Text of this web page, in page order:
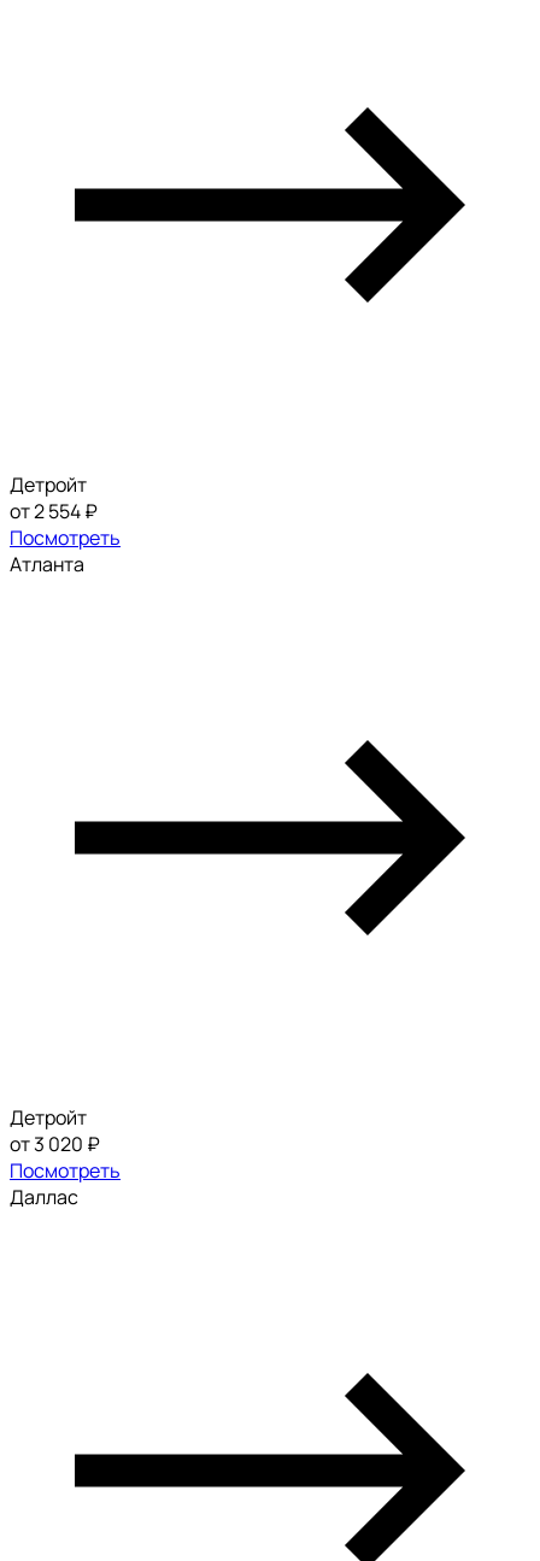
Детройт
от 2 554 ₽
Посмотреть
Атланта
Детройт
от 3 020 ₽
Посмотреть
Даллас